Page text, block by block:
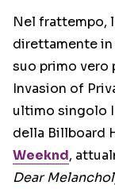
Nel frattempo,
direttamente
suo primo
Invasion of
ultimo singolo
della Billboard
Weeknd,
Dear